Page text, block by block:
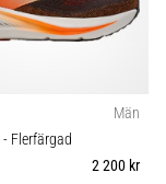
Män
- Flerfärgad
2 200 kr